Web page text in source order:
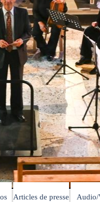
▼
Articles de presse Audio/